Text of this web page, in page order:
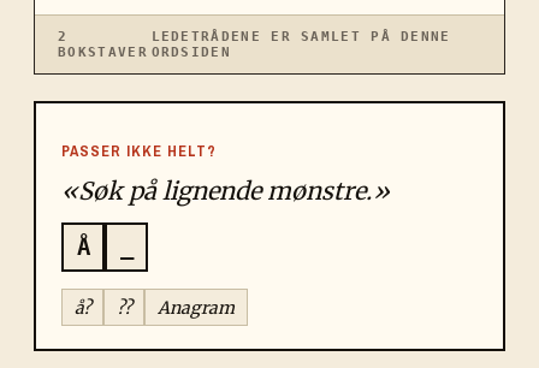
2
BOKSTAVER
LEDETRÅDENE ER SAMLET PÅ DENNE
ORDSIDEN
PASSER IKKE HELT?
«Søk på lignende mønstre.»
Å
å? ?? Anagram